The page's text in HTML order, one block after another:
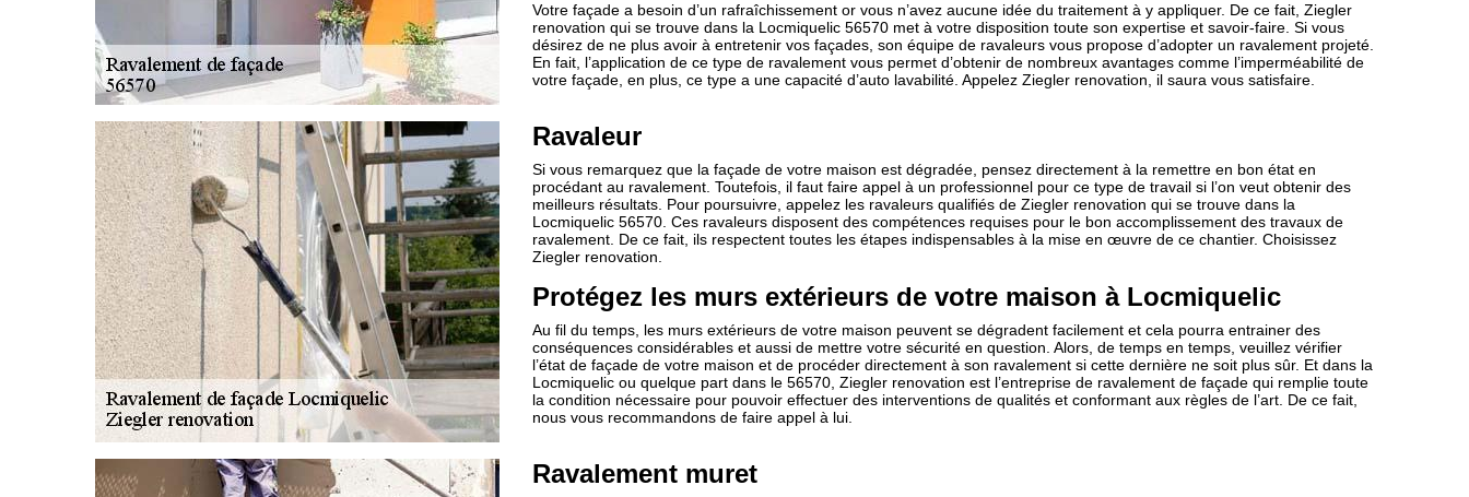
Votre façade a besoin d’un rafraîchissement or vous n’avez aucune idée du traitement à y appliquer. De ce fait, Ziegler
renovation qui se trouve dans la Locmiquelic 56570 met à votre disposition toute son expertise et savoir-faire. Si vous
désirez de ne plus avoir à entretenir vos façades, son équipe de ravaleurs vous propose d’adopter un ravalement projeté.
En fait, l’application de ce type de ravalement vous permet d’obtenir de nombreux avantages comme l’imperméabilité de
votre façade, en plus, ce type a une capacité d’auto lavabilité. Appelez Ziegler renovation, il saura vous satisfaire.
Ravaleur
Si vous remarquez que la façade de votre maison est dégradée, pensez directement à la remettre en bon état en
procédant au ravalement. Toutefois, il faut faire appel à un professionnel pour ce type de travail si l’on veut obtenir des
meilleurs résultats. Pour poursuivre, appelez les ravaleurs qualifiés de Ziegler renovation qui se trouve dans la
Locmiquelic 56570. Ces ravaleurs disposent des compétences requises pour le bon accomplissement des travaux de
ravalement. De ce fait, ils respectent toutes les étapes indispensables à la mise en œuvre de ce chantier. Choisissez
Ziegler renovation.
Protégez les murs extérieurs de votre maison à Locmiquelic
Au fil du temps, les murs extérieurs de votre maison peuvent se dégradent facilement et cela pourra entrainer des
conséquences considérables et aussi de mettre votre sécurité en question. Alors, de temps en temps, veuillez vérifier
l’état de façade de votre maison et de procéder directement à son ravalement si cette dernière ne soit plus sûr. Et dans la
Locmiquelic ou quelque part dans le 56570, Ziegler renovation est l’entreprise de ravalement de façade qui remplie toute
la condition nécessaire pour pouvoir effectuer des interventions de qualités et conformant aux règles de l’art. De ce fait,
nous vous recommandons de faire appel à lui.
Ravalement muret